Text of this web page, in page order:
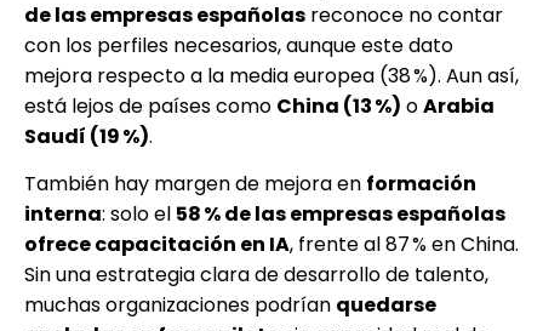
de las empresas españolas reconoce no contar
con los perfiles necesarios, aunque este dato
mejora respecto a la media europea (38 %). Aun así,
está lejos de países como China (13 %) oArabia
Saudí (19 %).
También hay margen de mejora en formación
interna: solo el 58 % de las empresas españolas
ofrece capacitación en IA, frente al 87 % en China.
Sin una estrategia clara de desarrollo de talento,
muchas organizaciones podrían quedarse